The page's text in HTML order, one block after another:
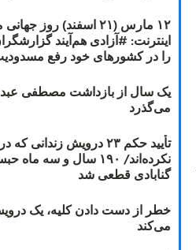
۱۲ مارس (۲۱ اسفند) روز
را در کشورهای خود رفع
یک سال از بازداشت مصطفی
می‌گذرد
تأیید حکم ۲۳ درویش
گنابادی قطعی شد
خطر از دست دادن کلیه، یک
می‌کند